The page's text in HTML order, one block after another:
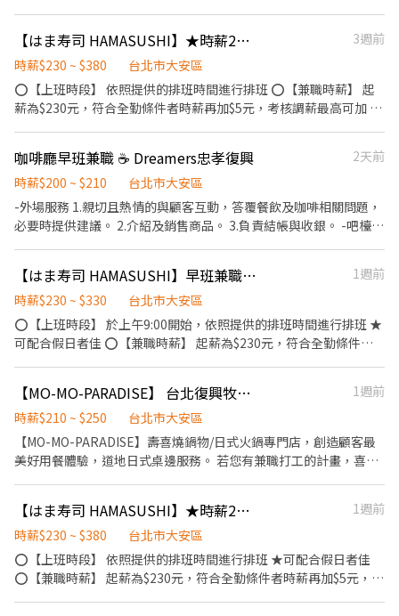
現作提供美味可口的日本國民美食-牛丼/咖哩，並以舒適衛生的用
餐環境、熱情用心的服務態度、平實親民的誠懇價格，強調食品安
受用餐的樂趣。
作內容 1. 一般點餐，送餐，收桌服務工作 2. 內、外場聯繫及顧客諮
詢服務 3. 店內環境、座位區清潔整理 4. 收銀結帳，開店前準備及閉
店整理作業 5. 完成主管交付工作 ✅工作時段，平日與假日排班。
(1)早班：09:00~18:00 (2)中班：12:00~21:00 (3)晚班：
小時再加5圓，國定假日除外。 ✅工作時段說明：依店鋪營運需求排
班；兼職人員每月可配合排班時數須達60小時以上。 ✅提供免費溫
馨員工餐點、交通便利通勤上班很方便。 ✅歡迎無餐飲工作經驗、
對餐飲業有熱忱的您，加入三澧餐飲集團。 ------------------------
-------------------------------------------------- 『加入三澧 成為
家人』共同創造無限可能。 1998年於台灣成立-日商三澧餐飲集團
HUMAX ASIA，屬於日本Wondertable餐飲集團在台分公司。 深耕
含， ★義式料理餐廳：BELLINI CAFFÈ、BELLINI Pasta Pasta、
MOLINO手工義大利麵 ★日式鍋物餐廳：Mo-Mo-Paradise壽喜燒
★日式天婦羅專門店：天吉屋、吉天麩羅 全台直營店鋪皆位於各大
百貨商場，並持續穩定發展中。 ------------------------------------
-------------------------------------- 【應徵須知】 ①詳閱工作內容
後，請審慎提出應徵申請。 ②履歷初審合適者，將邀請實體面談，
初審資格不符者則不另行通知。 ③錄取的實際任用職稱及薪資，依
面談結果與經驗核定職級。
【はま寿司 HAMASUSHI】★時薪235元起(含全勤)假日班★信義安和站前店
3週前
時薪$230 ~ $380
台北市大安區
⭕【上班時段】 依照提供的排班時間進行排班 ⭕【兼職時薪】 起
薪為$230元，符合全勤條件者時薪再加$5元，考核調薪最高可加 95
出勤津貼 ★提供員工制服及工作鞋 ★年度健檢 ★勞保、健保，6％
勞退提撥 ⭕須配合假日及國定假日出勤，一週最少16小時給班
⭕【工作說明】 《內場》:餐點製作、食材備料、進貨盤點 《外
場》:接待服務顧客、收銀結帳、環境整潔 ★開朗活潑有笑容 ★ＳＯ
咖啡廳早班兼職 ☕️ Dreamers忠孝復興
2天前
時薪$200 ~ $210
台北市大安區
-外場服務 1.親切且熱情的與顧客互動，答覆餐飲及咖啡相關問題，
必要時提供建議。 2.介紹及銷售商品。 3.負責結帳與收銀。 -吧檯服
熱忱與認知。 4.吧台設備及器具清潔及管理。 5.餐點認識、加熱餐
點。 -其他項目 1.門市環境清潔工作。 2.定期盤點庫存飲料與食材。
3.負責商品進貨入庫、銷售管理及庫存管理。 4.完成主管交辦事
項。 -兼職夥伴相關福利🤩 1.兼職、工讀生也依比例享有特休假喔！
有勞保、健保、勞退提撥（6%） 6.員工餐福利（依照各品牌規定）
7.尾牙或春酒 8.工讀（兼職）人員也有晉升、調薪的考核制度喔！
天，一個月可配合80個小時以上，排班時間彈性可討論！
【はま寿司 HAMASUSHI】早班兼職★時薪235元起(含全勤)★信義安和站前店
1週前
時薪$230 ~ $330
台北市大安區
⭕【上班時段】 於上午9:00開始，依照提供的排班時間進行排班 ★
可配合假日者佳 ⭕【兼職時薪】 起薪為$230元，符合全勤條件者
費員工餐 ★三節福利、生日禮金、夜班出勤津貼 ★提供員工制服及
工作鞋 ★年度健檢 ★勞保、健保，6％勞退提撥 ⭕【工作說明】
《內場》:餐點製作、食材備料、進貨盤點 《外場》:接待服務顧客、
收銀結帳、環境整潔 ★開朗活潑有笑容 ★ＳＯＰ專業流程 ★無經驗
標是成為全球第一的連鎖餐飲集團。 我們堅持使用安全及高品質的
食材，當場現點現作提供美味可口的日本國民美食-牛丼/咖哩，並
格，強調食品安全，顧客安心。不論是單獨一人、與家人一起、朋
友一起，皆可享受用餐的樂趣。
【MO-MO-PARADISE】 台北復興牧場-外場兼職(早,中,晚)-C01
1週前
時薪$210 ~ $250
台北市大安區
【MO-MO-PARADISE】壽喜燒鍋物/日式火鍋專門店，創造顧客最
美好用餐體驗，道地日式桌邊服務。 若您有兼職打工的計畫，喜歡
客諮詢服務 3. 店內環境、座位區清潔整理 4. 收銀結帳，開店前準備
及閉店整理作業 5. 完成主管交付工作 ✅工作時段 早班：
09:00~18:00 中班：12:00~21:00或22:00 晚班：18:00~22:30或
23:00 (排班區間另安排休息時間，週六、週日有一天可排班者尤
【はま寿司 HAMASUSHI】★時薪235元起(含全勤)★ 信義安和站前店
1週前
時薪$230 ~ $380
台北市大安區
⭕【上班時段】 依照提供的排班時間進行排班 ★可配合假日者佳
⭕【兼職時薪】 起薪為$230元，符合全勤條件者時薪再加$5元，考